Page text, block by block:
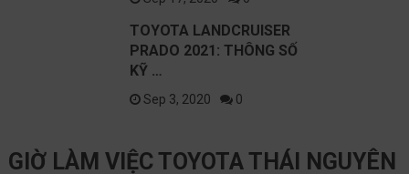
TOYOTA LANDCRUISER
PRADO 2021: THÔNG SỐ
KỸ …
Sep 3, 2020 0
GIỜ LÀM VIỆC TOYOTA THÁI NGUYÊN